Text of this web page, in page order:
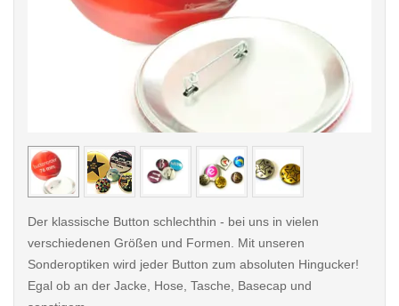
< /picture>
Der klassische Button schlechthin - bei uns in vielen
verschiedenen Größen und Formen. Mit unseren
Sonderoptiken wird jeder Button zum absoluten Hingucker!
Egal ob an der Jacke, Hose, Tasche, Basecap und